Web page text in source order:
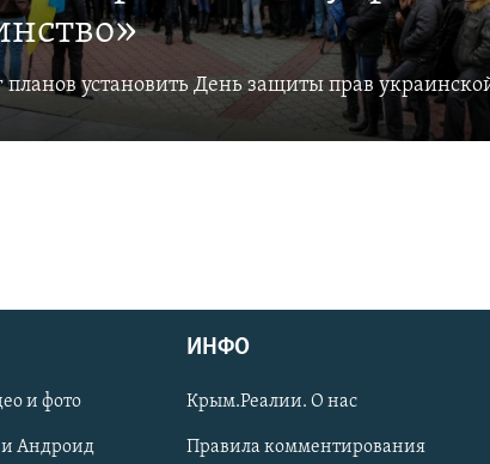
планов установить День защиты прав
и фото
Андроид
ИНФО
Крым.Реалии. О нас
Правила комментирования